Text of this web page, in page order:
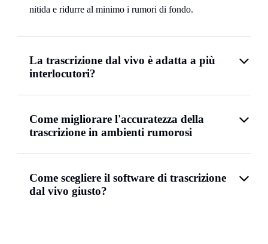
nitida e ridurre al minimo i rumori di fondo.
La trascrizione dal vivo è adatta a più
interlocutori?
Come migliorare l'accuratezza della
trascrizione in ambienti rumorosi
Come scegliere il software di trascrizione
dal vivo giusto?